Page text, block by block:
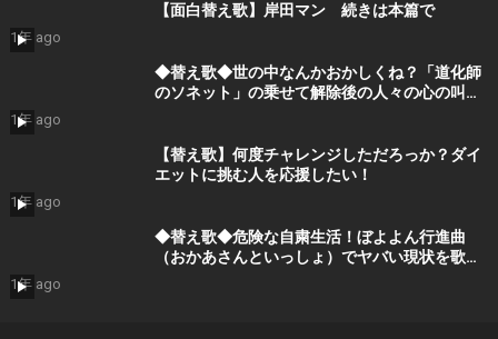
【面白替え歌】岸田マン 続きは本篇で
1年 ago
◆替え歌◆世の中なんかおかしくね？「道化師
のソネット」の乗せて解除後の人々の心の叫び
1年 ago
【替え歌】何度チャレンジしただろっか？ダイ
エットに挑む人を応援したい！
1年 ago
◆替え歌◆危険な自粛生活！ぼよよん行進曲
（おかあさんといっしょ）でヤバい現状を歌で
1年 ago